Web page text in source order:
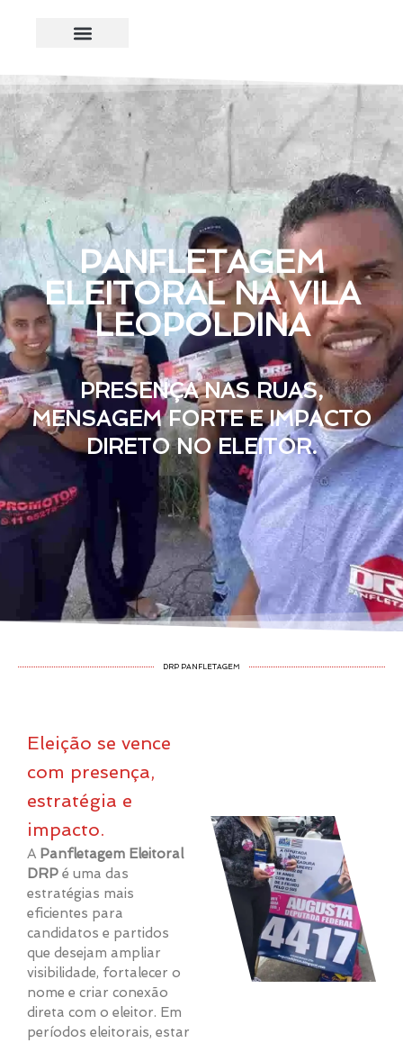
PANFLETAGEM
ELEITORAL NA VILA
LEOPOLDINA
PRESENÇA NAS RUAS,
MENSAGEM FORTE E IMPACTO
DIRETO NO ELEITOR.
DRP PANFLETAGEM
Eleição se vence
com presença,
estratégia e
impacto.
A Panfletagem Eleitoral
DRP é uma das
estratégias mais
eficientes para
candidatos e partidos
que desejam ampliar
visibilidade, fortalecer o
nome e criar conexão
direta com o eleitor. Em
períodos eleitorais, estar